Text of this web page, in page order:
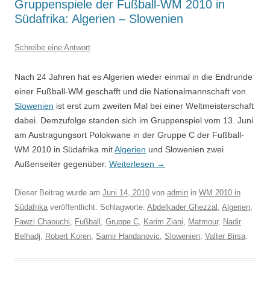
Gruppenspiele der Fußball-WM 2010 in
Südafrika: Algerien – Slowenien
Schreibe eine Antwort
Nach 24 Jahren hat es Algerien wieder einmal in die Endrunde
einer Fußball-WM geschafft und die Nationalmannschaft von
Slowenien ist erst zum zweiten Mal bei einer Weltmeisterschaft
dabei. Demzufolge standen sich im Gruppenspiel vom 13. Juni
am Austragungsort Polokwane in der Gruppe C der Fußball-
WM 2010 in Südafrika mitAlgerien und Slowenien zwei
Außenseiter gegenüber. Weiterlesen →
Dieser Beitrag wurde am Juni 14, 2010 von admin in WM 2010 in
Südafrika veröffentlicht. Schlagworte: Abdelkader Ghezzal , Algerien,
Fawzi Chaouchi, Fußball , Gruppe C, Karim Ziani, Matmour, Nadir
Belhadj, Robert Koren, Samir Handanovic, Slowenien, Valter Birsa.